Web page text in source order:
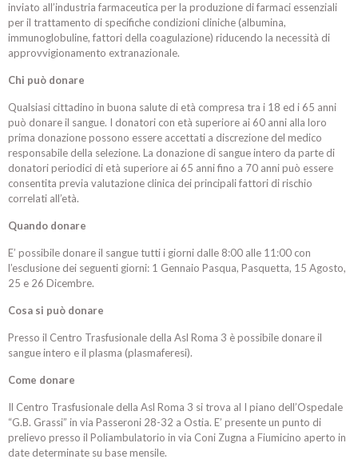
inviato all’industria farmaceutica per la produzione di farmaci essenziali
per il trattamento di specifiche condizioni cliniche (albumina,
immunoglobuline, fattori della coagulazione) riducendo la necessità di
approvvigionamento extranazionale.
Chi può donare
Qualsiasi cittadino in buona salute di età compresa tra i 18 ed i 65 anni
può donare il sangue. I donatori con età superiore ai 60 anni alla loro
prima donazione possono essere accettati a discrezione del medico
responsabile della selezione. La donazione di sangue intero da parte di
donatori periodici di età superiore ai 65 anni fino a 70 anni può essere
consentita previa valutazione clinica dei principali fattori di rischio
correlati all’età.
Quando donare
E’ possibile donare il sangue tutti i giorni dalle 8:00 alle 11:00 con
l’esclusione dei seguenti giorni: 1 Gennaio Pasqua, Pasquetta, 15 Agosto,
25 e 26 Dicembre.
Cosa si può donare
Presso il Centro Trasfusionale della Asl Roma 3 è possibile donare il
sangue intero e il plasma (plasmaferesi).
Come donare
Il Centro Trasfusionale della Asl Roma 3 si trova al I piano dell’Ospedale
“G.B. Grassi” in via Passeroni 28-32 a Ostia. E’ presente un punto di
prelievo presso il Poliambulatorio in via Coni Zugna a Fiumicino aperto in
date determinate su base mensile.